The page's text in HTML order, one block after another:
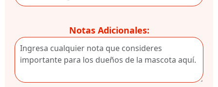
Notas Adicionales: